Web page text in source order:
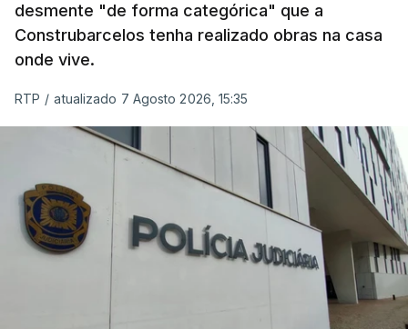
desmente "de forma categórica" que a
Construbarcelos tenha realizado obras na casa
onde vive.
RTP / atualizado 7 Agosto 2026, 15:35